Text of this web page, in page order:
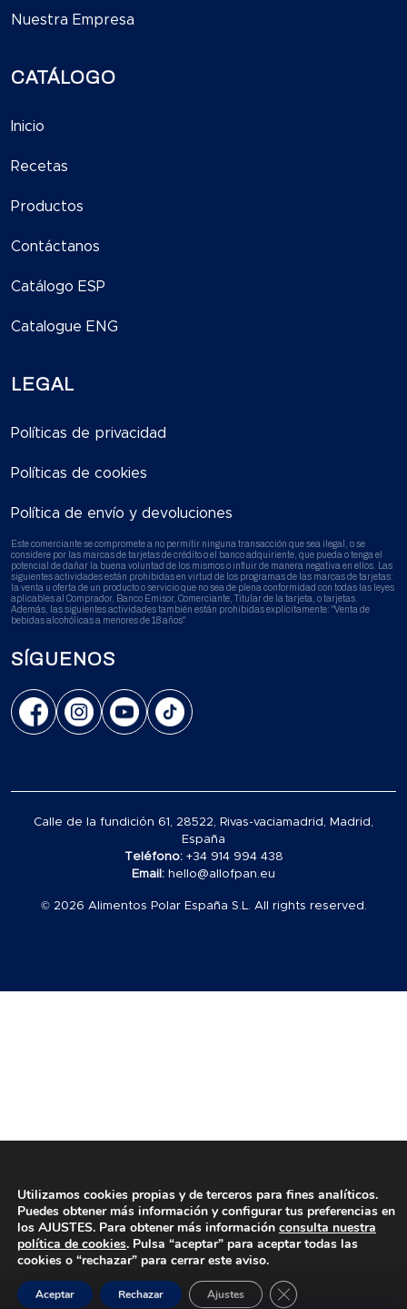
5,50
Nuestra Empresa
CATÁLOGO
Inicio
Recetas
Productos
Contáctanos
Catálogo ESP
Catalogue ENG
LEGAL
Políticas de privacidad
Políticas de cookies
Política de envío y devoluciones
Este comerciante se compromete a no permitir ninguna transacción que sea ilegal, o se
considere por las marcas de tarjetas de crédito o el banco adquiriente, que pueda o tenga el
potencial de dañar la buena voluntad de los mismos o influir de manera negativa en ellos. Las
siguientes actividades están prohibidas en virtud de los programas de las marcas de tarjetas:
la venta u oferta de un producto o servicio que no sea de plena conformidad con todas las leyes
aplicables al Comprador, Banco Emisor, Comerciante, Titular de la tarjeta, o tarjetas.
Además, las siguientes actividades también están prohibidas explícitamente: "Venta de
bebidas alcohólicas a menores de 18 años"
SÍGUENOS
Calle de la fundición 61, 28522, Rivas-vaciamadrid, Madrid,
España
Teléfono: +34 914 994 438
Email: hello@allofpan.eu
© 2026 Alimentos Polar España S.L. All rights reserved.
Utilizamos cookies propias y de terceros para fines analíticos.
Puedes obtener más información y configurar tus preferencias en
los AJUSTES. Para obtener más información consulta nuestra
política de cookies. Pulsa “aceptar” para aceptar todas las
cookies o “rechazar” para cerrar este aviso.
Aceptar Rechazar Ajustes Cerrar el banner de